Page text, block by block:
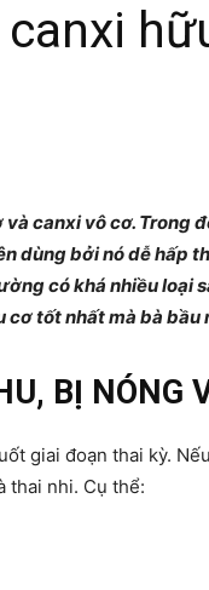
canxi vô cơ. Trong
dùng bởi nó dễ hấp
có khá nhiều loại
tốt nhất mà bà bầu
BỊ NÓNG
giai đoạn thai kỳ.
thai nhi. Cụ thể: